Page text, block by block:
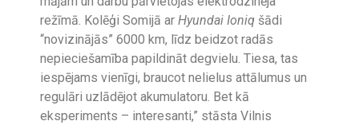
režīmā. Kolēģi Somijā ar Hyundai Ioniq šādi
“novizinājās” 6000 km, līdz beidzot radās
nepieciešamība papildināt degvielu. Tiesa, tas
iespējams vienīgi, braucot nelielus attālumus un
regulāri uzlādējot akumulatoru. Bet kā
eksperiments – interesanti,” stāsta Vilnis